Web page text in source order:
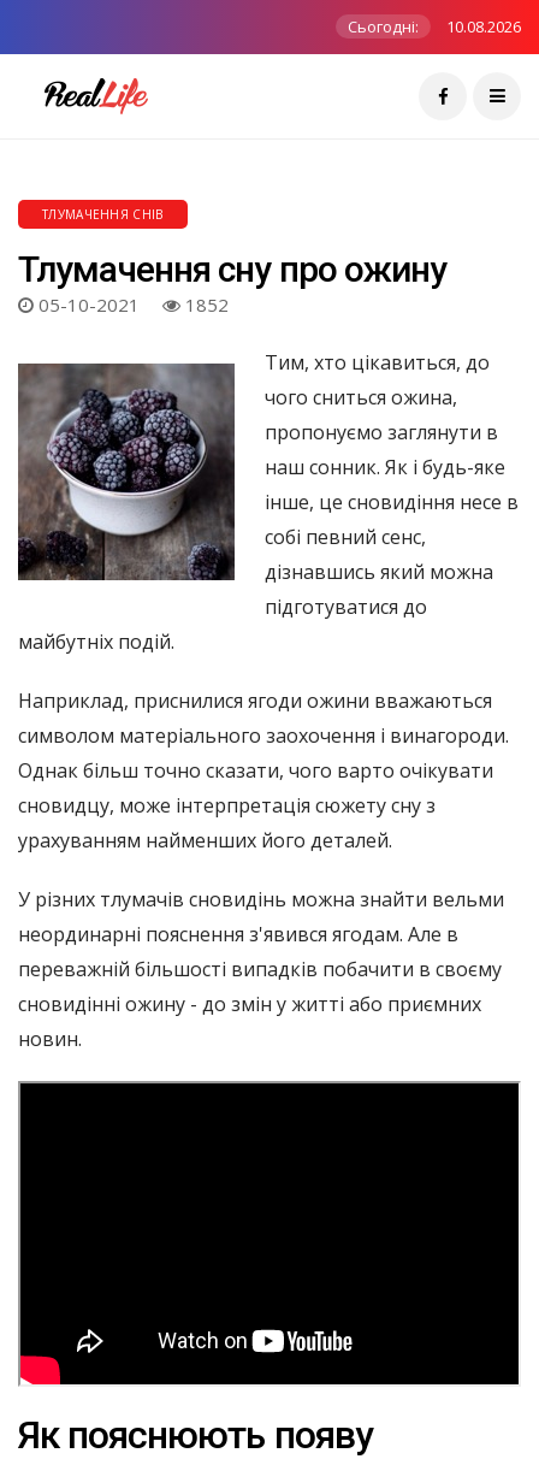
Сьогодні: 10.08.2026
ТЛУМАЧЕННЯ СНІВ
Тлумачення сну про ожину
05-10-2021 1852
Тим, хто цікавиться, до
чого сниться ожина,
пропонуємо заглянути в
наш сонник. Як і будь-яке
інше, це сновидіння несе в
собі певний сенс,
дізнавшись який можна
підготуватися до
майбутніх подій.
Наприклад, приснилися ягоди ожини вважаються
символом матеріального заохочення і винагороди.
Однак більш точно сказати, чого варто очікувати
сновидцу, може інтерпретація сюжету сну з
урахуванням найменших його деталей.
У різних тлумачів сновидінь можна знайти вельми
неординарні пояснення з'явився ягодам. Але в
переважній більшості випадків побачити в своєму
сновидінні ожину - до змін у житті або приємних
новин.
Як пояснюють появу